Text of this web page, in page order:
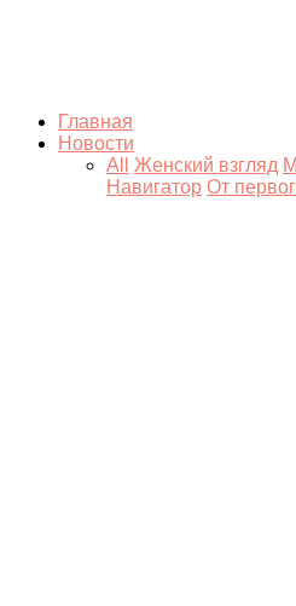
Главная
Новости
All
Женский взгляд
Навигатор От